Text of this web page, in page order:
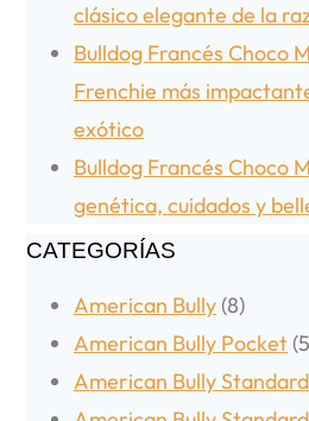
clásico elegante de la
Bulldog Francés Choco
Frenchie más
exótico
Bulldog Francés Choco
genética, cuidados y
CATEGORÍAS
American Bully (8)
American Bully Pocket
American Bully Standard